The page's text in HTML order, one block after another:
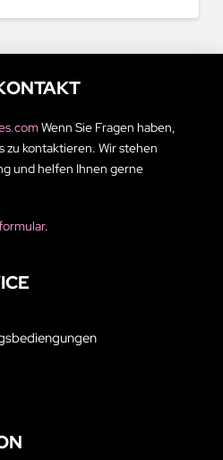
Wenn Sie Fragen haben,
zu kontaktieren. Wir stehen
und helfen Ihnen gerne
.